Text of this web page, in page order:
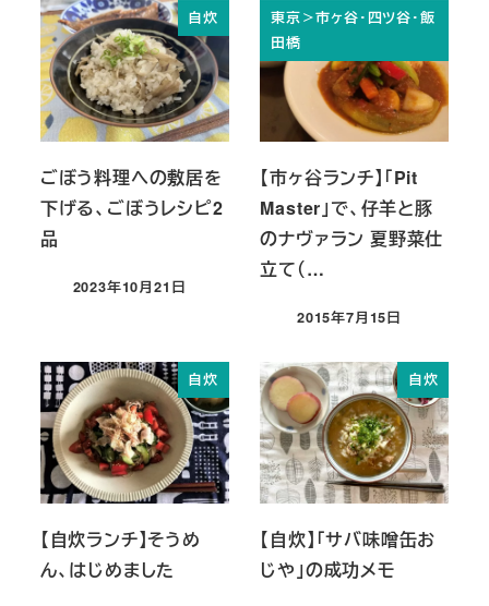
自炊
ごぼう料理への敷居を
下げる、ごぼうレシピ2
品
投稿日
2023年10月21日
東京＞市ヶ谷・四ツ谷・飯
田橋
【市ヶ谷ランチ】「Pit
Master」で、仔羊と豚
のナヴァラン 夏野菜仕
立て（…
投稿日
2015年7月15日
自炊
【自炊ランチ】そうめ
ん、はじめました
自炊
【自炊】「サバ味噌缶お
じや」の成功メモ